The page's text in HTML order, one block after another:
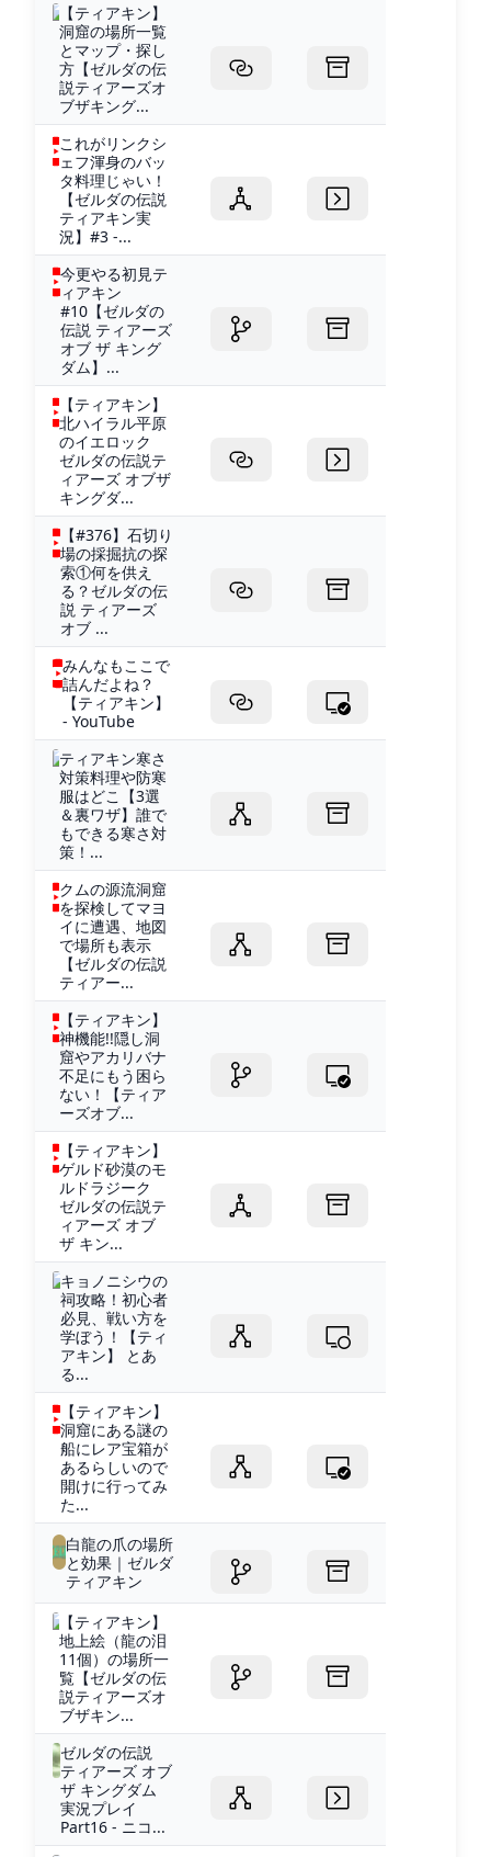
【ティアキン】
洞窟の場所一覧
とマップ・探し
方【ゼルダの伝
説ティアーズオ
ブザキング...
これがリンクシ
ェフ渾身のバッ
タ料理じゃい！
【ゼルダの伝説
ティアキン実
況】#3 -...
今更やる初見テ
ィアキン
#10【ゼルダの
伝説 ティアーズ
オブ ザ キング
ダム】...
【ティアキン】
北ハイラル平原
のイエロック
ゼルダの伝説テ
ィアーズ オブザ
キングダ...
【#376】石切り
場の採掘抗の探
索①何を供え
る？ゼルダの伝
説 ティアーズ
オブ ...
みんなもここで
詰んだよね？
【ティアキン】
- YouTube
ティアキン寒さ
対策料理や防寒
服はどこ【3選
＆裏ワザ】誰で
もできる寒さ対
策！...
クムの源流洞窟
を探検してマヨ
イに遭遇、地図
で場所も表示
【ゼルダの伝説
ティアー...
【ティアキン】
神機能!!隠し洞
窟やアカリバナ
不足にもう困ら
ない！【ティア
ーズオブ...
【ティアキン】
ゲルド砂漠のモ
ルドラジーク
ゼルダの伝説テ
ィアーズ オブ
ザ キン...
キョノニシウの
祠攻略！初心者
必見、戦い方を
学ぼう！【ティ
アキン】 とあ
る...
【ティアキン】
洞窟にある謎の
船にレア宝箱が
あるらしいので
開けに行ってみ
た...
白龍の爪の場所
と効果｜ゼルダ
ティアキン
【ティアキン】
地上絵（龍の泪
11個）の場所一
覧【ゼルダの伝
説ティアーズオ
ブザキン...
ゼルダの伝説
ティアーズ オブ
ザ キングダム
実況プレイ
Part16 - ニコ...